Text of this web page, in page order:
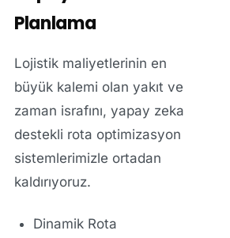
Planlama
Lojistik maliyetlerinin en
büyük kalemi olan yakıt ve
zaman israfını, yapay zeka
destekli rota optimizasyon
sistemlerimizle ortadan
kaldırıyoruz.
Dinamik Rota